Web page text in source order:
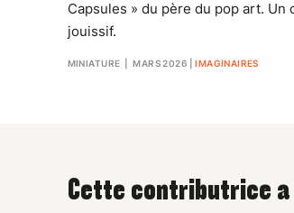
Capsules » du père du pop art. Un
jouissif.
MINIATURE | MARS 2026 |IMAGINAIRES
Cette contributrice